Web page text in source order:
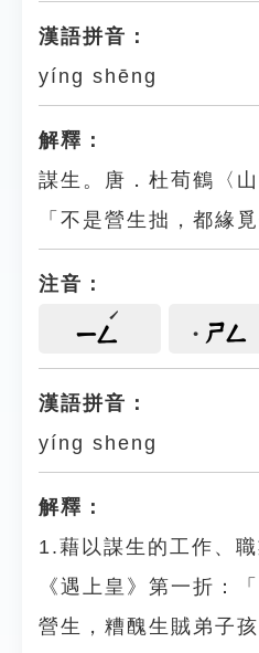
漢語拼音：
yíng shēng
解釋：
謀生。唐．杜荀鶴〈
「不是營生拙，都緣
注音：
ㄧㄥ ㄕㄥ
漢語拼音：
yíng sheng
解釋：
1.藉以謀生的工作、
《遇上皇》第一折：
營生，糟醜生賊弟子孩